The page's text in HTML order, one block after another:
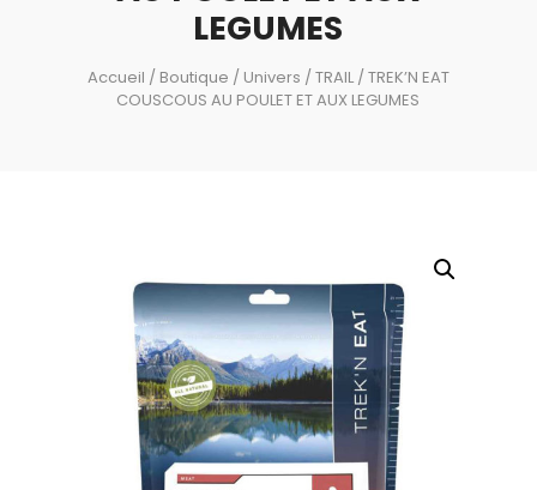
LEGUMES
Accueil / Boutique / Univers /TRAIL/ TREK’N EAT
COUSCOUS AU POULET ET AUX LEGUMES